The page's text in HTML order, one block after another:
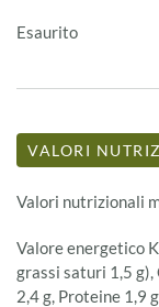
Esaurito
VALORI
Valori nutrizionali
Valore energetico
grassi saturi 1,5 g),
2,4 g, Proteine 1,9